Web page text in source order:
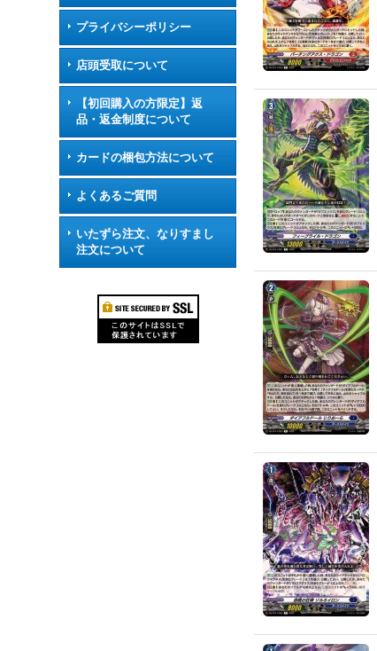
プライバシーポリシー
店頭受取について
【初回購入の方限定】返
品・返金制度について
カードの梱包方法について
よくあるご質問
いたずら注文、なりすまし
注文について